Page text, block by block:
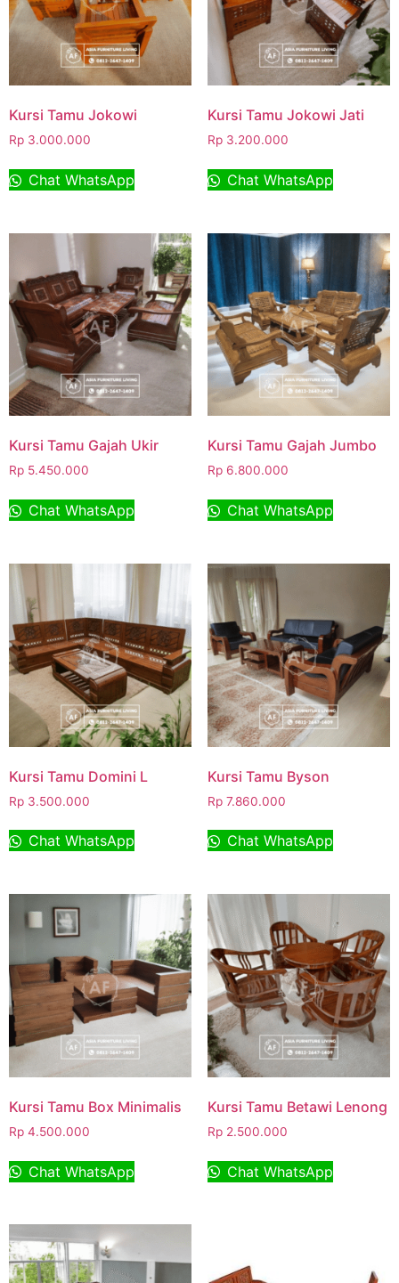
Kursi Tamu Jokowi
Rp 3.000.000
Chat WhatsApp
Kursi Tamu Jokowi Jati
Rp3.200.000
Chat WhatsApp
Kursi Tamu Gajah Ukir
Rp 5.450.000
Chat WhatsApp
Kursi Tamu Gajah Jumbo
Rp6.800.000
Chat WhatsApp
Kursi Tamu Domini L
Rp 3.500.000
Chat WhatsApp
Kursi Tamu Byson
Rp7.860.000
Chat WhatsApp
Kursi Tamu Box Minimalis
Rp 4.500.000
Chat WhatsApp
Kursi Tamu Betawi Lenong
Rp2.500.000
Chat WhatsApp